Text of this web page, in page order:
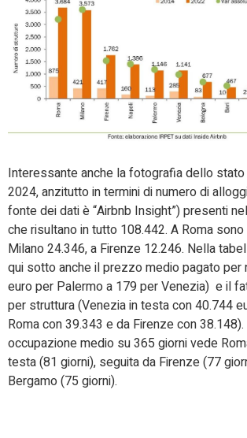
Interessante anche la fotografia dello stato
2024, anzitutto in termini di numero di
fonte dei dati è “Airbnb Insight”) presenti
che risultano in tutto 108.442. A Roma
Milano 24.346, a Firenze 12.246. Nella
qui sotto anche il prezzo medio pagato per
euro per Palermo a 179 per Venezia) e il
per struttura (Venezia in testa con 40.744
Roma con 39.343 e da Firenze con
occupazione medio su 365 giorni vede
testa (81 giorni), seguita da Firenze (77
Bergamo (75 giorni).